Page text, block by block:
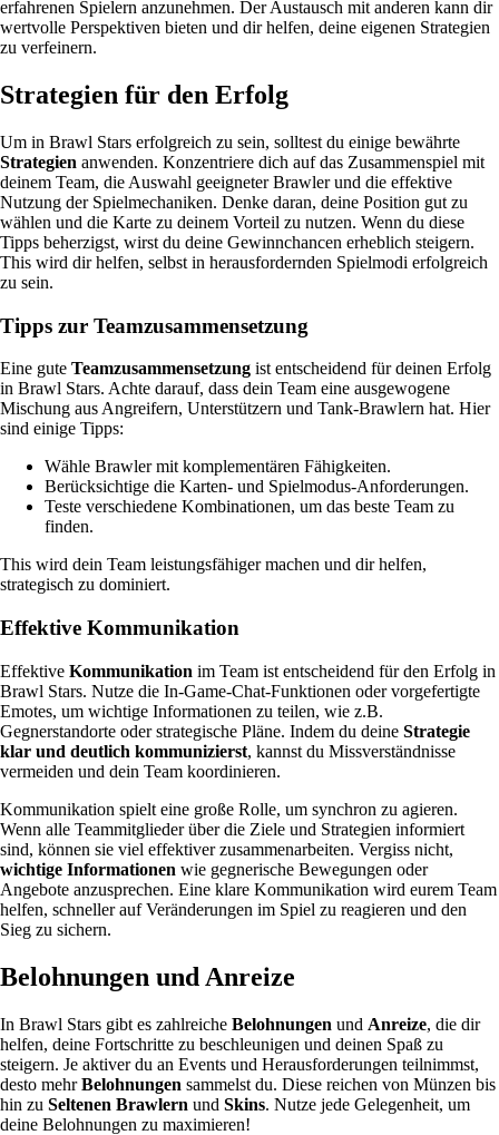
erfahrenen Spielern anzunehmen. Der Austausch mit anderen kann dir
wertvolle Perspektiven bieten und dir helfen, deine eigenen Strategien
zu verfeinern.
Strategien für den Erfolg
Um in Brawl Stars erfolgreich zu sein, solltest du einige bewährte
Strategien anwenden. Konzentriere dich auf das Zusammenspiel mit
deinem Team, die Auswahl geeigneter Brawler und die effektive
Nutzung der Spielmechaniken. Denke daran, deine Position gut zu
wählen und die Karte zu deinem Vorteil zu nutzen. Wenn du diese
Tipps beherzigst, wirst du deine Gewinnchancen erheblich steigern.
This wird dir helfen, selbst in herausfordernden Spielmodi erfolgreich
zu sein.
Tipps zur Teamzusammensetzung
Eine gute Teamzusammensetzung ist entscheidend für deinen Erfolg
in Brawl Stars. Achte darauf, dass dein Team eine ausgewogene
Mischung aus Angreifern, Unterstützern und Tank-Brawlern hat. Hier
sind einige Tipps:
Wähle Brawler mit komplementären Fähigkeiten.
Berücksichtige die Karten- und Spielmodus-Anforderungen.
Teste verschiedene Kombinationen, um das beste Team zu
finden.
This wird dein Team leistungsfähiger machen und dir helfen,
strategisch zu dominiert.
Effektive Kommunikation
Effektive Kommunikation im Team ist entscheidend für den Erfolg in
Brawl Stars. Nutze die In-Game-Chat-Funktionen oder vorgefertigte
Emotes, um wichtige Informationen zu teilen, wie z.B.
Gegnerstandorte oder strategische Pläne. Indem du deine Strategie
klar und deutlich kommunizierst, kannst du Missverständnisse
vermeiden und dein Team koordinieren.
Kommunikation spielt eine große Rolle, um synchron zu agieren.
Wenn alle Teammitglieder über die Ziele und Strategien informiert
sind, können sie viel effektiver zusammenarbeiten. Vergiss nicht,
wichtige Informationen wie gegnerische Bewegungen oder
Angebote anzusprechen. Eine klare Kommunikation wird eurem Team
helfen, schneller auf Veränderungen im Spiel zu reagieren und den
Sieg zu sichern.
Belohnungen und Anreize
In Brawl Stars gibt es zahlreiche Belohnungen und Anreize, die dir
helfen, deine Fortschritte zu beschleunigen und deinen Spaß zu
steigern. Je aktiver du an Events und Herausforderungen teilnimmst,
desto mehrBelohnungen sammelst du. Diese reichen von Münzen bis
hin zu Seltenen Brawlern und Skins. Nutze jede Gelegenheit, um
deine Belohnungen zu maximieren!